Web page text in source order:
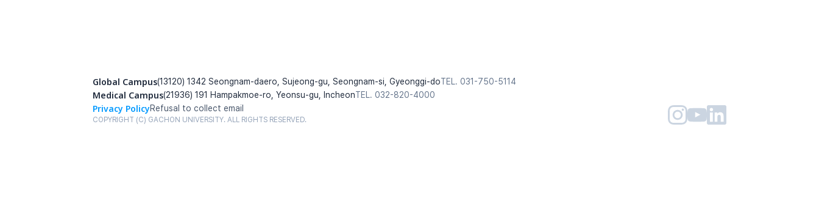
Global Campus(13120) 1342 Seongnam-daero, Sujeong-gu, Seongnam-si, Gyeonggi-doTEL. 031-750-5114
Medical Campus(21936) 191 Hampakmoe-ro, Yeonsu-gu, IncheonTEL. 032-820-4000
Privacy PolicyRefusal to collect email
COPYRIGHT (C) GACHON UNIVERSITY. ALL RIGHTS RESERVED.